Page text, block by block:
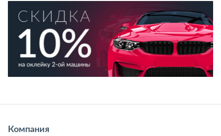
Компания